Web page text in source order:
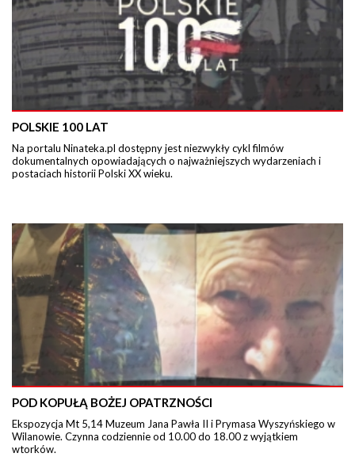
POLSKIE 100 LAT
Na portalu Ninateka.pl dostępny jest niezwykły cykl filmów
dokumentalnych opowiadających o najważniejszych wydarzeniach i
postaciach historii Polski XX wieku.
POD KOPUŁĄ BOŻEJ OPATRZNOŚCI
Ekspozycja Mt 5,14 Muzeum Jana Pawła II i Prymasa Wyszyńskiego w
Wilanowie. Czynna codziennie od 10.00 do 18.00 z wyjątkiem
wtorków.